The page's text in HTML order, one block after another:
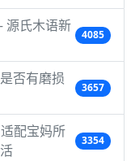
氏木语新
4085
否有磨损
3657
配宝妈所
3354